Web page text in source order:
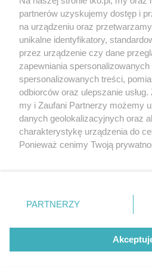
Pokaż więcej
Reklama Tematy Archiwum
Strona korzysta z plików cookies w celu
wyrażasz zgodę na ich wykorzystanie.
prywatności.
partnerów uzyskujemy dostęp i
na urządzeniu oraz
unikalne identyfikatory,
przez urządzenie czy dane
zapewniania
spersonalizowanych treści,
odbiorców oraz ulepszanie
my i Zaufani Partnerzy możemy
danych geolokalizacyjnych oraz
charakterystykę urządzenia do
Ponieważ cenimy Twoją
znajdujący się w lewym dolnym
rodzaje przetwarzania danych nie
użytkownika, ale masz prawo
przetwarzaniu. Preferencje będą
na tej witrynie.
PARTNERZY